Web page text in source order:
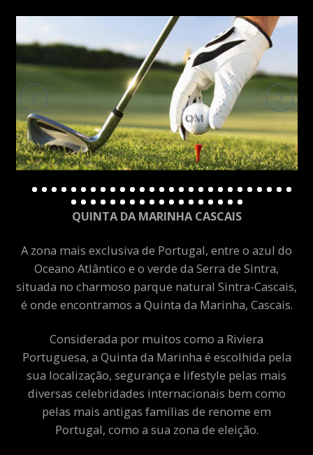
QUINTA DA MARINHA CASCAIS
A zona mais exclusiva de Portugal, entre o azul do
Oceano Atlântico e o verde da Serra de Sintra,
situada no charmoso parque natural Sintra-Cascais,
é onde encontramos a Quinta da Marinha, Cascais.
Considerada por muitos como a Riviera
Portuguesa, a Quinta da Marinha é escolhida pela
sua localização, segurança e lifestyle pelas mais
diversas celebridades internacionais bem como
pelas mais antigas famílias de renome em
Portugal, como a sua zona de eleição.